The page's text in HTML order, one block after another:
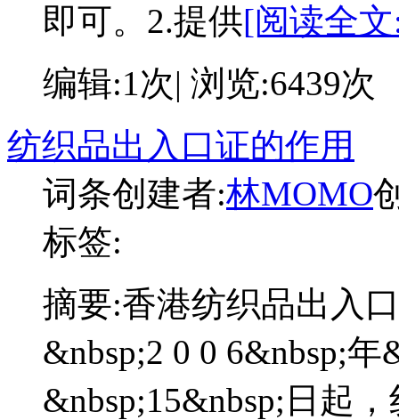
即可。2.提供[阅读全
编辑:1次| 浏览:6439次
纺织品出入口证的作用
词条创建者:林MOMO
标签:
摘要:香港纺织品出入
&nbsp;2 0 0 6&nbsp;年
&nbsp;15&nbsp;日起